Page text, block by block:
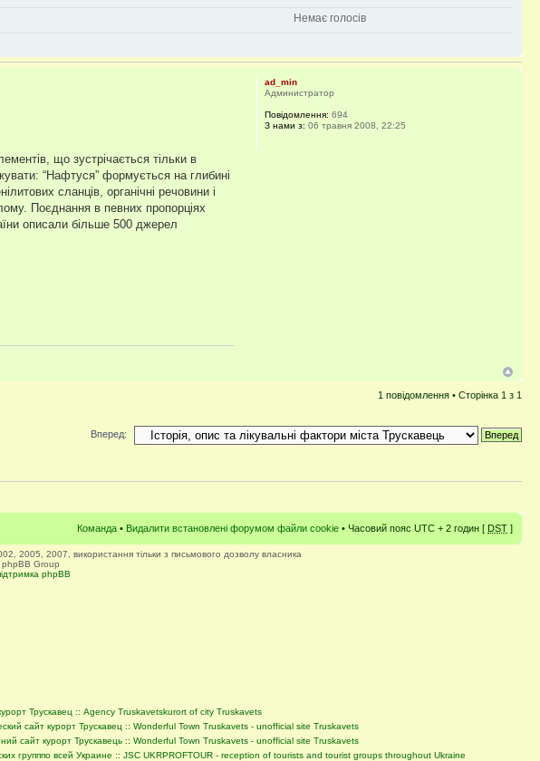
Немає голосів
що зустрічається тільки в
“Нафтуся” формується на глибині
сланців, органічні речовини і
Поєднання в певних пропорціях
описали більше 500 джерел
ad_min
Администратор
Повідомлення: 694
З нами з: 06 травня 2008, 22:25
1 повідомлення • Сторінка 1 з 1
Вперед:
Команда • Видалити встановлені форумом файли cookie • Часовий пояс UTC + 2 годин [ DST ]
2005, 2007, використання тільки з письмового дозволу власника
Group
phpBB